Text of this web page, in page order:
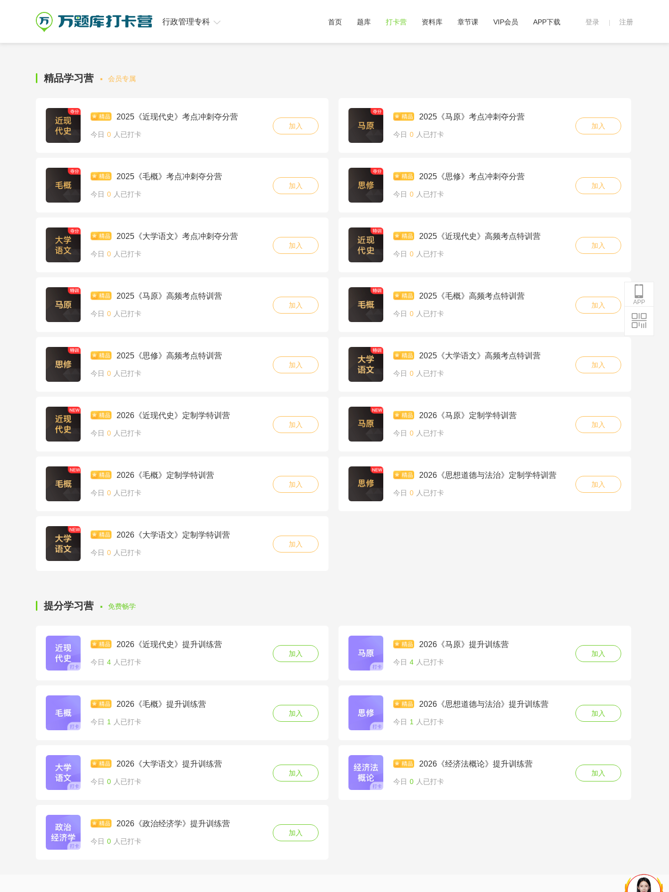
登录 注册
首页 题库 打卡营 资料库 章节课 VIP会员 APP下载
行政管理专科
精品学习营 · 会员专属
2025《近现代史》考点冲刺夺分营
今日 0 人已打卡
加入
2025《马原》考点冲刺夺分营
今日 0 人已打卡
加入
2025《毛概》考点冲刺夺分营
今日 0 人已打卡
加入
2025《思修》考点冲刺夺分营
今日 0 人已打卡
加入
2025《大学语文》考点冲刺夺分营
今日 0 人已打卡
加入
2025《近现代史》高频考点特训营
今日 0 人已打卡
加入
2025《马原》高频考点特训营
今日 0 人已打卡
加入
2025《毛概》高频考点特训营
今日 0 人已打卡
加入
2025《思修》高频考点特训营
今日 0 人已打卡
加入
2025《大学语文》高频考点特训营
今日 0 人已打卡
加入
2026《近现代史》定制学特训营
今日 0 人已打卡
加入
2026《马原》定制学特训营
今日 0 人已打卡
加入
2026《毛概》定制学特训营
今日 0 人已打卡
加入
2026《思想道德与法治》定制学特训营
今日 0 人已打卡
加入
2026《大学语文》定制学特训营
今日 0 人已打卡
加入
提分学习营 · 免费畅学
2026《近现代史》提升训练营
今日 4 人已打卡
加入
2026《马原》提升训练营
今日 4 人已打卡
加入
2026《毛概》提升训练营
今日 1 人已打卡
加入
2026《思想道德与法治》提升训练营
今日 1 人已打卡
加入
2026《大学语文》提升训练营
今日 0 人已打卡
加入
2026《经济法概论》提升训练营
今日 0 人已打卡
加入
2026《政治经济学》提升训练营
今日 0 人已打卡
加入
APP